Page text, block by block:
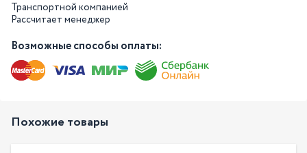
Транспортной компанией
Рассчитает менеджер
Возможные способы оплаты:
Похожие товары